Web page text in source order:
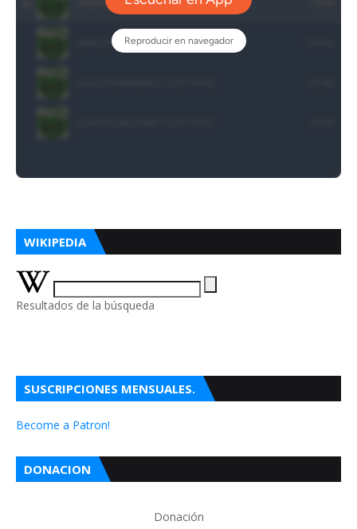
WIKIPEDIA
Resultados de la búsqueda
SUSCRIPCIONES MENSUALES.
Become a Patron!
DONACION
Donación